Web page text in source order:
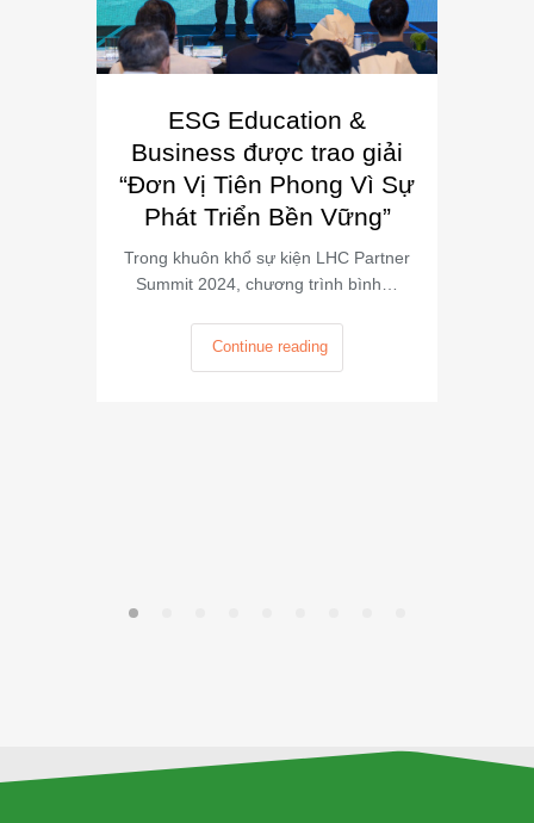
ESG Education &
Business được trao giải
“Đơn Vị Tiên Phong Vì Sự
Phát Triển Bền Vững”
Trong khuôn khổ sự kiện LHC Partner
Summit 2024, chương trình bình…
Continue reading